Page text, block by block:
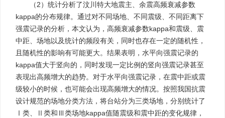
（2）统计分析了汶川特大地震主、余震高频衰减参数
kappa的分布规律。通过对不同场地、不同震级、不同距离下
强震记录的分析，本文认为，高频衰减参数kappa和震级、震
中距、场地以及统计的频段有关，同时也存在一定的随机性，
且随机性的影响有可能更大。结果表明，水平向强震记录的
kappa值大于竖向的，同时发现一定比例的竖向强震记录甚至
表现出高频增大的趋势。对于水平向强震记录，在震中距或震
级较小的时候，也可能会出现高频增大的情况。按照我国抗震
设计规范的场地分类方法，将台站分为三类场地，分别统计了
Ⅰ类、Ⅱ类和Ⅲ类场地kappa值随震级和震中距的变化规律，